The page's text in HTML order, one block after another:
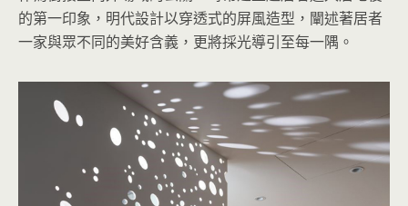
的第一印象，明代設計以穿透式的屏風造型，闡述著居者
一家與眾不同的美好含義，更將採光導引至每一隅。